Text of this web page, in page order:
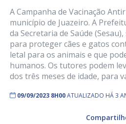
A Campanha de Vacinação
município de Juazeiro. A
da Secretaria de Saúde
para proteger cães e gatos
letal para os animais e que
humanos. Os tutores podem
dos três meses de idade, para
09/09/2023 8H00ATUALIZADO HÁ 3